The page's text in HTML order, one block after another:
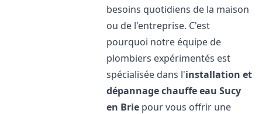
besoins quotidiens de la maison
ou de l'entreprise. C'est
pourquoi notre équipe de
plombiers expérimentés est
spécialisée dans l'installation et
dépannage chauffe eau Sucy
en Brie pour vous offrir une